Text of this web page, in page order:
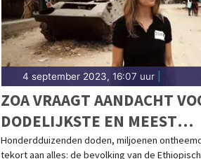
4 september 2023, 16:07 uur|
ZOA VRAAGT AANDACHT
DODELIJKSTE EN MEEST
VERZWEGEN CONFLICT
Honderdduizenden doden, miljoenen
tekort aan alles: de bevolking van de